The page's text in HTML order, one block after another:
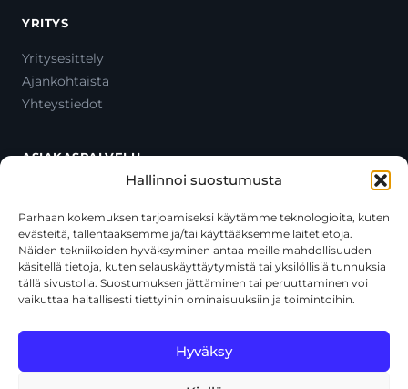
Hallinnoi suostumusta
Parhaan kokemuksen tarjoamiseksi käytämme teknologioita, kuten
evästeitä, tallentaaksemme ja/tai käyttääksemme laitetietoja.
Näiden tekniikoiden hyväksyminen antaa meille mahdollisuuden
käsitellä tietoja, kuten selauskäyttäytymistä tai yksilöllisiä tunnuksia
tällä sivustolla. Suostumuksen jättäminen tai peruuttaminen voi
vaikuttaa haitallisesti tiettyihin ominaisuuksiin ja toimintoihin.
Hyväksy
YRITYS
Yritysesittely
Ajankohtaista
Yhteystiedot
ASIAKASPALVELU
Oma tili
Maksutavat
Toimitustavat
Usein kysytyt kysymykset
+358 44 270 3795
asiakaspalvelu@toolcat.fi